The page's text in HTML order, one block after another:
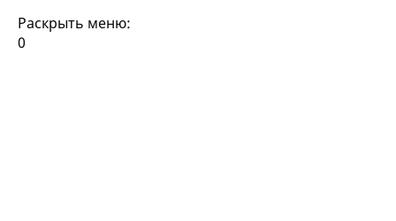
Раскрыть меню:
0